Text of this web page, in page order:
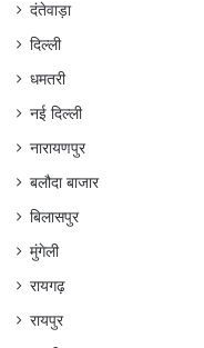
दंतेवाड़ा
दिल्ली
धमतरी
नई दिल्ली
नारायणपुर
बलौदा बाजार
बिलासपुर
मुंगेली
रायगढ़
रायपुर